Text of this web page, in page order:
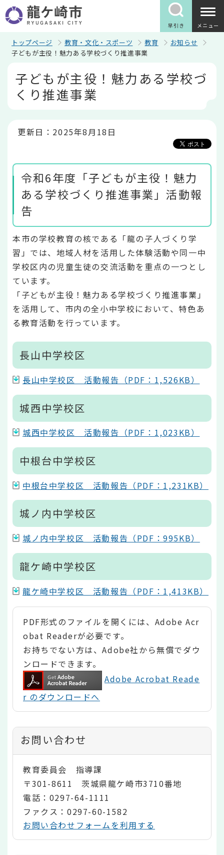
の
ペ
早引き メニュー
トップページ 教育・文化・スポーツ 教育
お知らせ
子どもが主役！魅力ある学校づくり推進事業
子どもが主役！魅力ある学校づ
くり推進事業
更新日：2025年8月18日
令和6年度「子どもが主役！魅力
ある学校づくり推進事業」活動報
告
本市の学校教育の核である「龍の子人づくり学
習」では、地域人材を活用した体験活動や同一中
学校区内の児童生徒の交流活動を重点の一つとし
ています。
「子どもが主役！魅力ある学校づくり推進事業」
を活用して、市内の全小中学校において、特色あ
る教育活動を行っています。
長山中学校区
長山中学校区 活動報告（PDF：1,526KB）
城西中学校区
城西中学校区 活動報告（PDF：1,023KB）
中根台中学校区
中根台中学校区 活動報告（PDF：1,231KB）
城ノ内中学校区
城ノ内中学校区 活動報告（PDF：995KB）
龍ケ崎中学校区
龍ケ崎中学校区 活動報告（PDF：1,413KB）
PDF形式のファイルを開くには、Adobe Acr
obat Readerが必要です。
お持ちでない方は、Adobe社から無償でダウ
ンロードできます。
Adobe Acrobat Reade
r のダウンロードへ
お問い合わせ
教育委員会 指導課
〒301-8611 茨城県龍ケ崎市3710番地
電話：0297-64-1111
ファクス：0297-60-1582
お問い合わせフォームを利用する